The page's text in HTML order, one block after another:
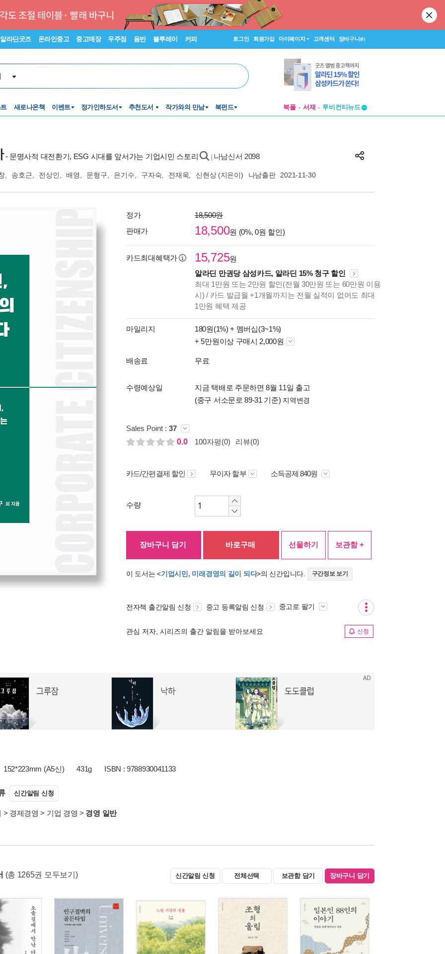
알라딘굿즈 온라인중고 중고매장 우주점 음반 블루레이 커피 로그인 회원가입 마이페이지 고객센터 장바구니(0)
새로나온책 이벤트 정가인하도서 추천도서 작가와의 만남 북펀드 북플 서재
투비컨티뉴드
- 문명사적 대전환기, ESG 시대를 앞서가는 기업시민 스토리 나남신서 2098
, 송호근 전상인 배영 문형구 은기수 구자숙 전재욱 신현상(지은이) 나남출판 2021-11-30
정가
18,500원
판매가
18,500원 (0%, 0원 할인)
카드최대혜택가 15,725원
알라딘 만권당 삼성카드, 알라딘 15% 청구 할인
최대 1만원 또는 2만원 할인(전월 30만원 또는 60만원 이용
시) / 카드 발급월 +1개월까지는 전월 실적이 없어도 최대
1만원 혜택 제공
마일리지 180원(1%) + 멤버십(3~1%)
+ 5만원이상 구매시 2,000원
배송료 무료
수령예상일
지금 택배로 주문하면 8월 11일 출고
(중구 서소문로 89-31 기준) 지역변경
Sales Point : 37
0.0
100자평(0) 리뷰(0)
카드/간편결제 할인 무이자 할부 소득공제 840원
수량
장바구니 담기 바로구매 선물하기 보관함 +
이 도서는 <기업시민, 미래경영의 길이 되다>의 신간입니다. 구간정보 보기
전자책 출간알림 신청 중고 등록알림 신청 중고로 팔기
관심 저자, 시리즈의 출간 알림을 받아보세요 신청
152*223mm (A5신) 431g ISBN : 9788930041133
신간알림 신청
> 경제경영 > 기업 경영 > 경영 일반
(총 1265권 모두보기) 신간알림 신청 전체선택 보관함 담기 장바구니 담기